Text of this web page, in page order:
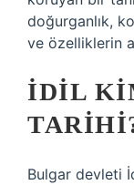
doğurganlık,
ve özelliklerin
İDIL
Bulgar devleti